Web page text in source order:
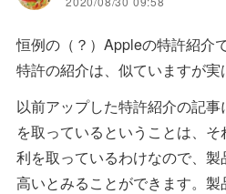
恒例の（？）Appleの特許紹介
特許の紹介は、似ていますが実
以前アップした特許紹介の記
を取っているということは、
利を取っているわけなので、
高いとみることができます。製